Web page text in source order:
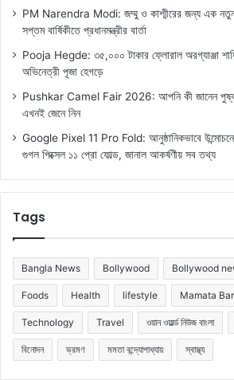
PM Narendra Modi: জম্মু ও কাশ্মীরের জন্য এক নতুন
সপ্তম বার্ষিকীতে প্রধানমন্ত্রীর বার্তা
Pooja Hegde: ৩৫,০০০ টাকার ফ্লোরাল অরগ্যাঞ্জা
অভিনেত্রী পূজা হেগড়ে
Pushkar Camel Fair 2026: আপনি কী জানেন পুষ্কর
এখনই জেনে নিন
Google Pixel 11 Pro Fold: আনুষ্ঠানিকভাবে
গুগল পিক্সেল ১১ প্রো ফোল্ড, জানাল আকর্ষণীয় সব তথ্য
Tags
Bangla News Bollywood Bollywood
Foods Health lifestyle Mamata
Technology Travel ওয়ান ওয়ার্ল্ড নিউজ বাংলা
বিনোদন ভ্রমণ মমতা বন্দ্যোপাধ্যায় স্বাস্থ্য